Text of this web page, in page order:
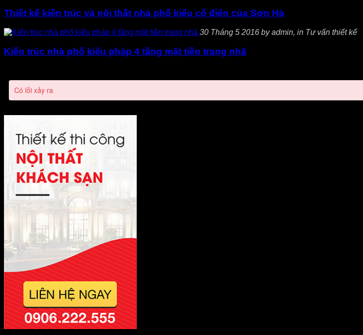
Thiết kế kiến trúc và nội thất nhà phố kiểu cổ điển của Sơn Hà
30 Tháng 5 2016 by admin, in Tư vấn thiết kế
Kiến trúc nhà phố kiểu pháp 4 tầng mặt tiền trang nhã
Có lỗi xảy ra